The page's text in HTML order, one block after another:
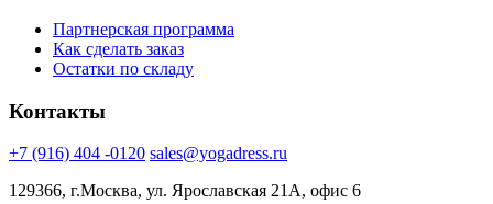
Партнерская программа
Как сделать заказ
Остатки по складу
Контакты
+7 (916) 404 -0120 sales@yogadress.ru
129366, г.Москва, ул. Ярославская 21А, офис 6